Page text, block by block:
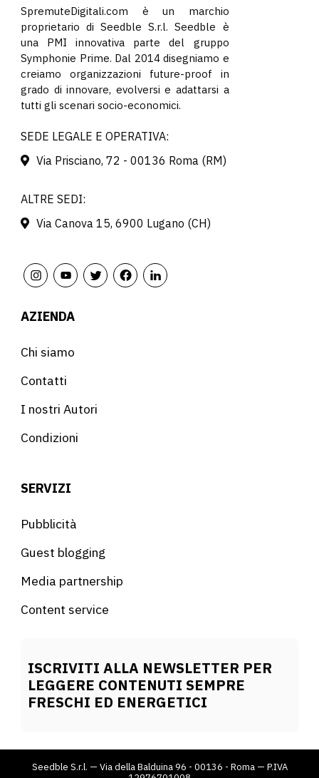
SpremuteDigitali.com è un marchio
proprietario di Seedble S.r.l. Seedble è
una PMI innovativa parte del gruppo
Symphonie Prime. Dal 2014 disegniamo e
creiamo organizzazioni future-proof in
grado di innovare, evolversi e adattarsi a
tutti gli scenari socio-economici.
SEDE LEGALE E OPERATIVA:
Via Prisciano, 72 - 00136 Roma (RM)
ALTRE SEDI:
Via Canova 15, 6900 Lugano (CH)
AZIENDA
Chi siamo
Contatti
I nostri Autori
Condizioni
SERVIZI
Pubblicità
Guest blogging
Media partnership
Content service
ISCRIVITI ALLA NEWSLETTER PER
LEGGERE CONTENUTI SEMPRE
FRESCHI ED ENERGETICI
Seedble S.r.l. — Via della Balduina 96 - 00136 - Roma — P.IVA